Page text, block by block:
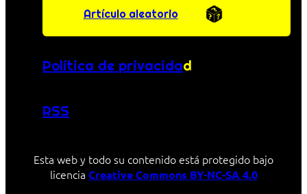
Artículo aleatorio
Política de privacidad
RSS
Esta web y todo su contenido está protegido bajo
licencia Creative Commons BY-NC-SA 4.0